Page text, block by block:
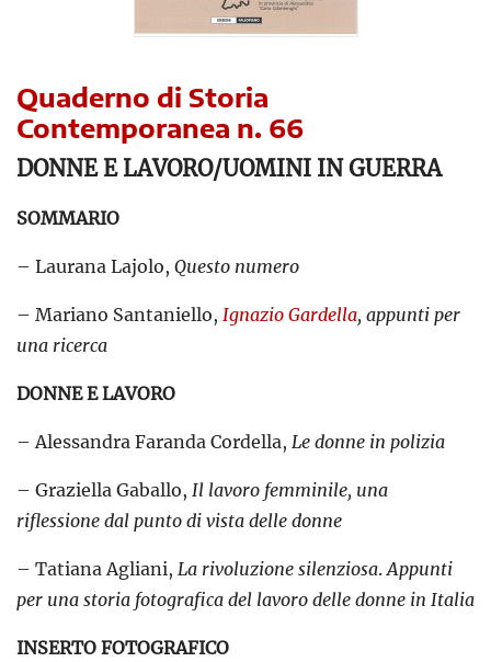
Quaderno di Storia
Contemporanea n. 66
DONNE E LAVORO/UOMINI IN GUERRA
SOMMARIO
– Laurana Lajolo, Questo numero
– Mariano Santaniello, Ignazio Gardella, appunti per
una ricerca
DONNE E LAVORO
– Alessandra Faranda Cordella, Le donne in polizia
– Graziella Gaballo, Il lavoro femminile, una
riflessione dal punto di vista delle donne
– Tatiana Agliani, La rivoluzione silenziosa.Appunti
per una storia fotografica del lavoro delle donne in Italia
INSERTO FOTOGRAFICO